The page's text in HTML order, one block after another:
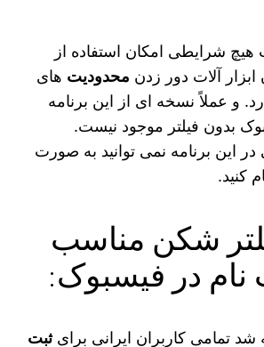
شرایطی امکان استفاده از
محدودیت های
و عملاً نسخه ای از این برنامه
بدون فیلتر موجود نیست.
در این برنامه نمی توانید به صورت
کنید.
شکن مناسب
نام در فیسبوک:
شد تمامی کاربران ایرانی برایثبت